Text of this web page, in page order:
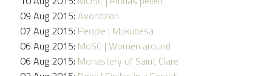
09 Aug 2015: Avondzon
07 Aug 2015: People | Mukubesa
06 Aug 2015: MoSC | Women around
06 Aug 2015: Monastery of Saint Clare